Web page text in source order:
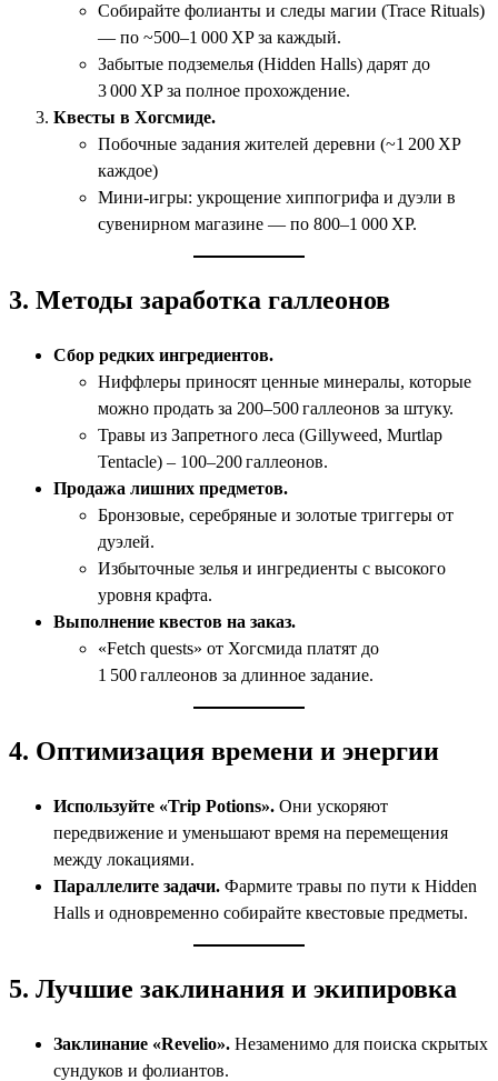
Собирайте фолианты и следы магии (Trace Rituals)
— по ~500–1 000 XP за каждый.
Забытые подземелья (Hidden Halls) дарят до
3 000 XP за полное прохождение.
Квесты в Хогсмиде.
Побочные задания жителей деревни (~1 200 XP
каждое)
Мини‑игры: укрощение хиппогрифа и дуэли в
сувенирном магазине — по 800–1 000 XP.
3. Методы заработка галлеонов
Сбор редких ингредиентов.
Ниффлеры приносят ценные минералы, которые
можно продать за 200–500 галлеонов за штуку.
Травы из Запретного леса (Gillyweed, Murtlap
Tentacle) – 100–200 галлеонов.
Продажа лишних предметов.
Бронзовые, серебряные и золотые триггеры от
дуэлей.
Избыточные зелья и ингредиенты с высокого
уровня крафта.
Выполнение квестов на заказ.
«Fetch quests» от Хогсмида платят до
1 500 галлеонов за длинное задание.
4. Оптимизация времени и энергии
Используйте «Trip Potions». Они ускоряют
передвижение и уменьшают время на перемещения
между локациями.
Параллелите задачи. Фармите травы по пути к Hidden
Halls и одновременно собирайте квестовые предметы.
5. Лучшие заклинания и экипировка
Заклинание «Revelio». Незаменимо для поиска скрытых
сундуков и фолиантов.